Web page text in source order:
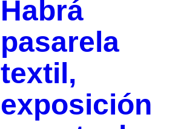
Habrá
pasarela
textil,
exposición